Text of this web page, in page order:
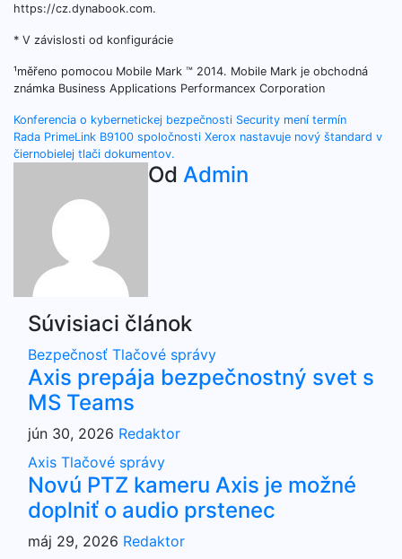
https://cz.dynabook.com.
* V závislosti od konfigurácie
¹měřeno pomocou Mobile Mark ™ 2014. Mobile Mark je obchodná
známka Business Applications Performancex Corporation
Navigácia
v
článku
Konferencia o kybernetickej bezpečnosti Security mení termín
Rada PrimeLink B9100 spoločnosti Xerox nastavuje nový štandard v
čiernobielej tlači dokumentov.
Od Admin
Súvisiaci článok
Bezpečnosť Tlačové správy
Axis prepája bezpečnostný svet s
MS Teams
jún 30, 2026 Redaktor
Axis Tlačové správy
Novú PTZ kameru Axis je možné
doplniť o audio prstenec
máj 29, 2026 Redaktor